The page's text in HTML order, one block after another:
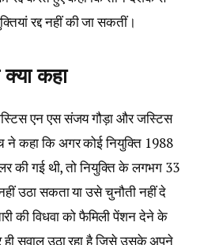
रद्द नहीं की जा सकतीं।
क्या कहा
एन एस संजय गौड़ा और जस्टिस
कहा कि अगर कोई नियुक्ति 1988
की गई थी, तो नियुक्ति के लगभग 33
उठा सकता या उसे चुनौती नहीं दे
की विधवा को फैमिली पेंशन देने के
ही सवाल उठा रहा है जिसे उसके अपने